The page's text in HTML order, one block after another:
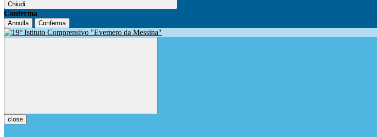
Chiudi
Conferma
Annulla Conferma
close